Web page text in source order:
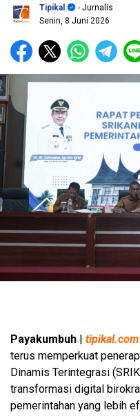
Tipikal
- Jurnalis
Senin, 8 Juni 2026
Payakumbuh | tipikal.com
terus memperkuat
Dinamis Terintegrasi
transformasi digital
pemerintahan yang lebih